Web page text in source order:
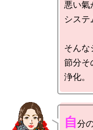
悪い氣
システ
そんな
節分そ
自分